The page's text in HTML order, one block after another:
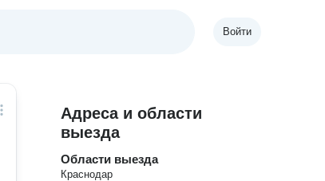
Войти
Адреса и области
выезда
Области выезда
Краснодар